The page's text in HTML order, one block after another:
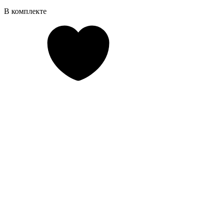
В комплекте